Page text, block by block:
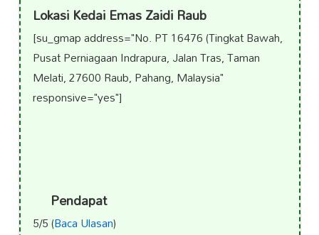
Lokasi Kedai Emas Zaidi Raub
[su_gmap address="No. PT 16476 (Tingkat Bawah,
Pusat Perniagaan Indrapura, Jalan Tras, Taman
Melati, 27600 Raub, Pahang, Malaysia"
responsive="yes"]
Pendapat
5/5 (Baca Ulasan)